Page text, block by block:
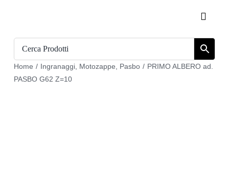
contenuto
Toggle
Home / Ingranaggi, Motozappe Pasbo / PRIMO ALBERO ad.
PASBO G62 Z=10